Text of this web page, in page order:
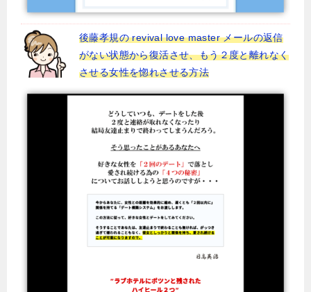
後藤孝規の revival love master メールの返信
がない状態から復活させ、もう２度と離れなく
させる女性を惚れさせる方法